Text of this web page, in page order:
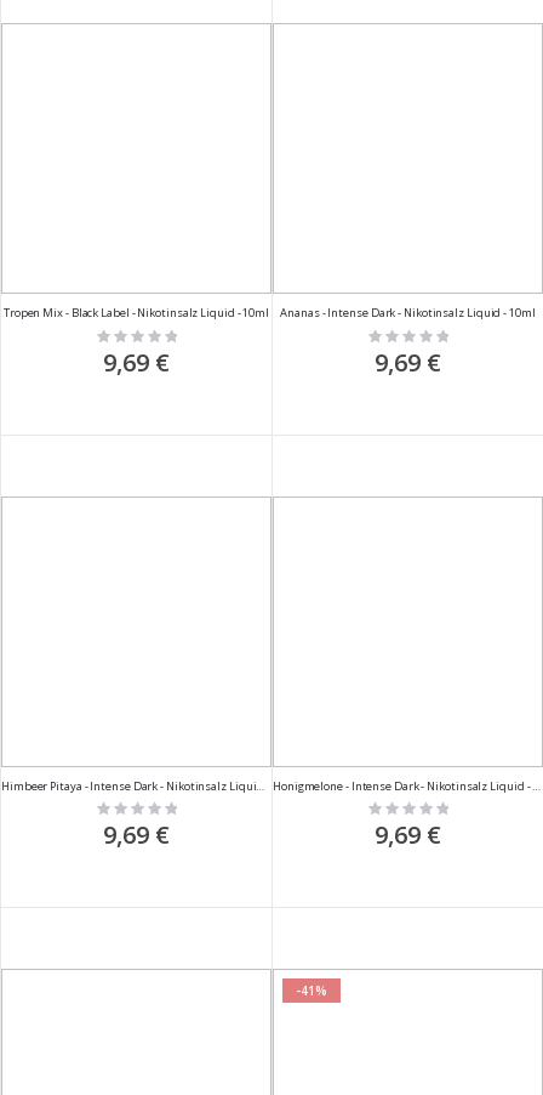
Tropen Mix - Black Label - Nikotinsalz Liquid - 10ml
Rating:
9,69 €
Ananas - Intense Dark - Nikotinsalz Liquid - 10ml
Rating:
9,69 €
Rating:
0%
9,69 €
Rating:
0%
9,69 €
-41%